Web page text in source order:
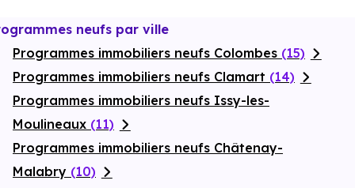
neufs par ville
Programmes immobiliers neufs Colombes (15)
Programmes immobiliers neufs Clamart (14)
Programmes immobiliers neufs Issy-les-
Moulineaux (11)
Programmes immobiliers neufs Châtenay-
Malabry (10)